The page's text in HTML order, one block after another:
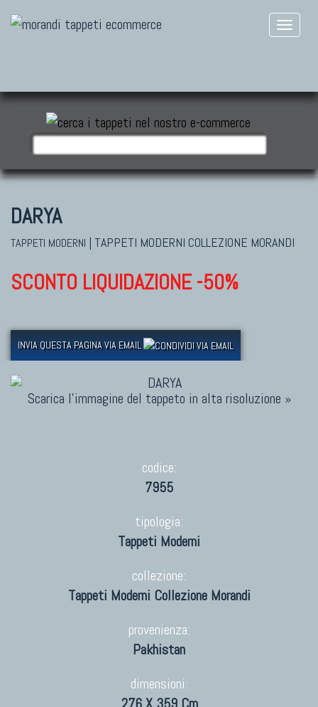
DARYA
TAPPETI MODERNI | TAPPETI MODERNI COLLEZIONE MORANDI
SCONTO LIQUIDAZIONE -50%
INVIA QUESTA PAGINA VIA EMAIL
Scarica l'immagine del tappeto in alta risoluzione »
codice:
7955
tipologia:
Tappeti Moderni
collezione:
Tappeti Moderni Collezione Morandi
provenienza:
Pakhistan
dimensioni: